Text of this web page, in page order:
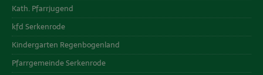
Kath. Pfarrjugend
kfd Serkenrode
Kindergarten Regenbogenland
Pfarrgemeinde Serkenrode